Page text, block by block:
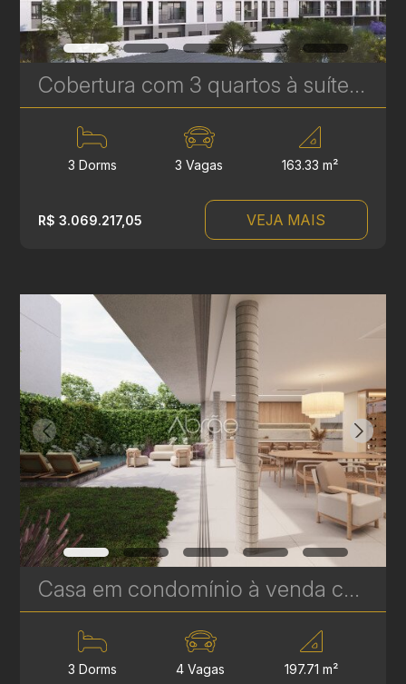
Cobertura com 3 quartos à suítes no Le Gris - Santa Felicidade - 163,33m² privativos | Ref. 1775
3 Dorms 3 Vagas 163.33 m²
R$ 3.069.217,05 VEJA MAIS
Casa em condomínio à venda com 3 suítes em Campina do Siqueira - 314,84 m² privativos - Casa Áurea | Ref. 1781
3 Dorms 4 Vagas 197.71 m²